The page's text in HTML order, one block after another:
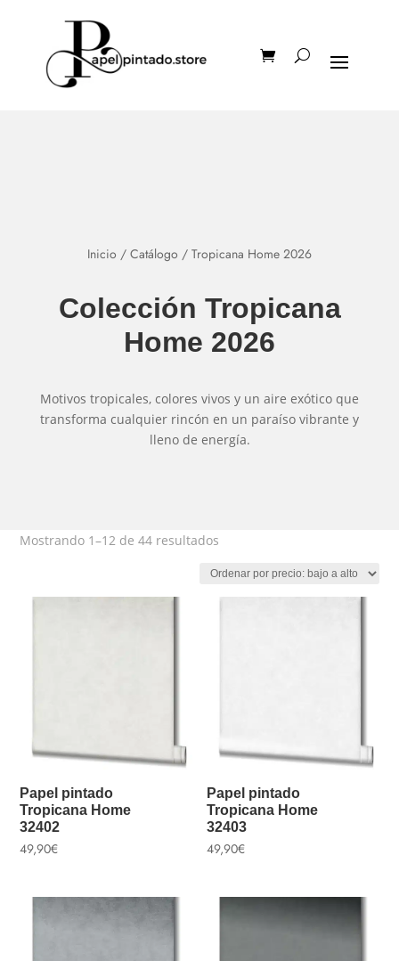
Inicio / Catálogo / Tropicana Home 2026
Colección Tropicana
Home 2026
Motivos tropicales, colores vivos y un aire exótico que
transforma cualquier rincón en un paraíso vibrante y
lleno de energía.
Mostrando 1–12 de 44 resultados
precio:
bajo
Papel pintado
Tropicana Home
32402
49,90€
Papel pintado
Tropicana Home
32403
49,90€